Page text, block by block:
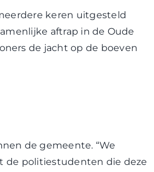
keren uitgesteld
aftrap in de Oude
de jacht op de boeven
de gemeente. “We
de politiestudenten die deze